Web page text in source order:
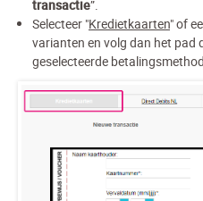
transactie”.
Selecteer "Kredietkaarten" of
varianten en volg dan het pad
geselecteerde